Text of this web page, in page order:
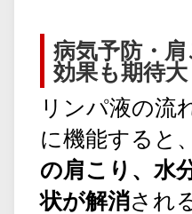
病気予防・
効果も期待大
リンパ液の流
に機能すると、
の肩こり、水
状が解消され